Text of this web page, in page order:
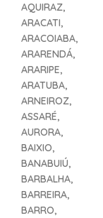
AQUIRAZ,
ARACATI,
ARACOIABA,
ARARENDÁ,
ARARIPE,
ARATUBA,
ARNEIROZ,
ASSARÉ,
AURORA,
BAIXIO,
BANABUIÚ,
BARBALHA,
BARREIRA,
BARRO,